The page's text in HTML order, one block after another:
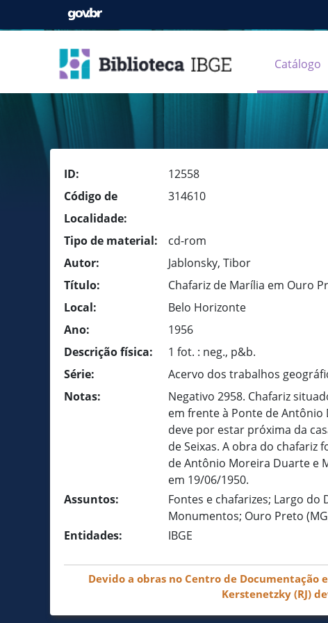
Catálogo
ID:
12558
Código de
Localidade:
314610
Tipo de material:
cd-rom
Autor:
Jablonsky, Tibor
Título:
Chafariz de Marília em Ouro
Local:
Belo Horizonte
Ano:
1956
Descrição física:
1 fot. : neg., p&b.
Série:
Acervo dos trabalhos
Notas:
Negativo 2958. Chafariz
em frente à Ponte de Antônio
deve por estar próxima da
de Seixas. A obra do chafariz
de Antônio Moreira Duarte e
em 19/06/1950.
Assuntos:
Fontes e chafarizes; Largo do
Monumentos; Ouro Preto
Entidades:
IBGE
Devido a obras no Centro de Documentação
Kerstenetzky (RJ)